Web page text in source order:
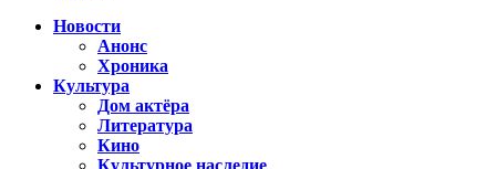
Новости
Анонс
Хроника
Культура
Дом актёра
Литература
Кино